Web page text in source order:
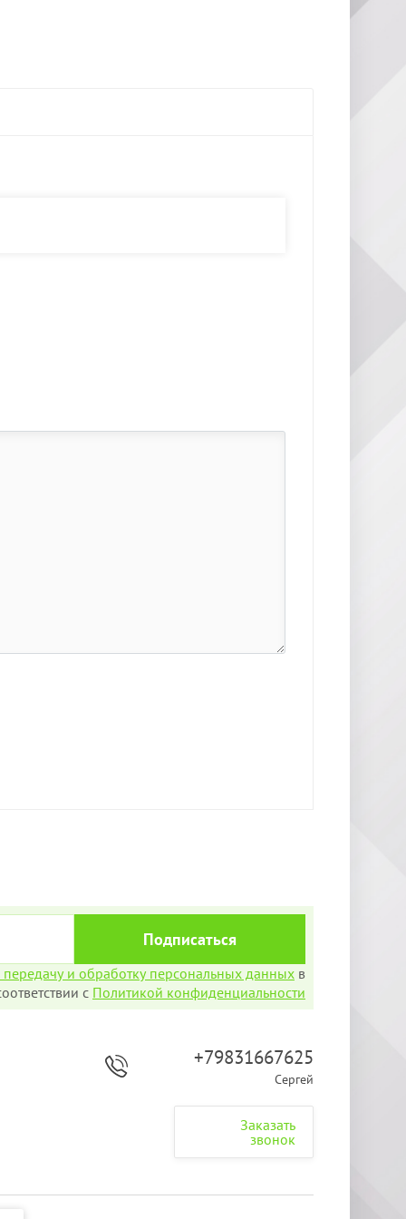
передачу и обработку персональных данных в
с Политикой конфиденциальности
Подписаться
+79831667625
Сергей
Заказать
звонок